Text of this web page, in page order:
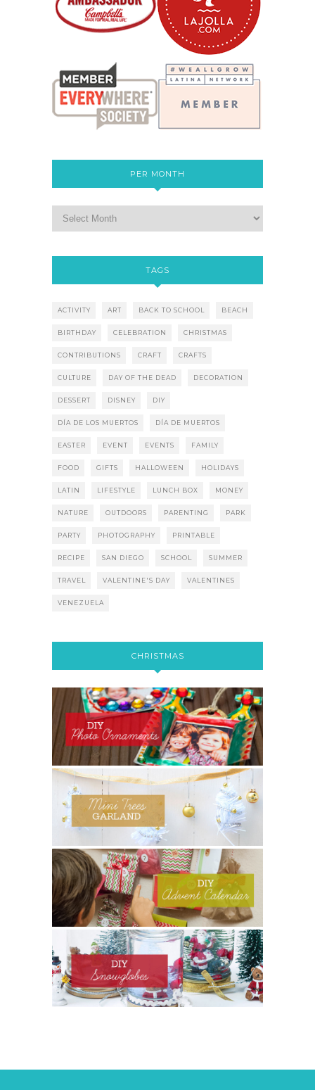
PER MONTH
TAGS
ACTIVITY ART BACK TO SCHOOL BEACH
BIRTHDAY CELEBRATION CHRISTMAS
CONTRIBUTIONS CRAFT CRAFTS
CULTURE DAY OF THE DEAD DECORATION
DESSERT DISNEY DIY
DÍA DE LOS MUERTOS DÍA DE MUERTOS
EASTER EVENT EVENTS FAMILY
FOOD GIFTS HALLOWEEN HOLIDAYS
LATIN LIFESTYLE LUNCH BOX MONEY
NATURE OUTDOORS PARENTING PARK
PARTY PHOTOGRAPHY PRINTABLE
RECIPE SAN DIEGO SCHOOL SUMMER
TRAVEL VALENTINE'S DAY VALENTINES
VENEZUELA
CHRISTMAS